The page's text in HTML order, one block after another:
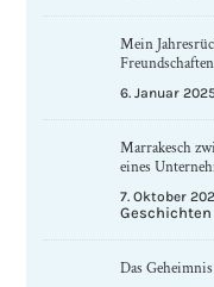
Mein
Freundschaften
6. Januar
Marrakesch
eines
7. Oktober
Geschichten
Das